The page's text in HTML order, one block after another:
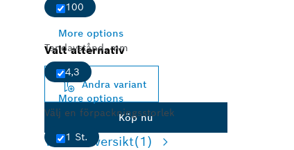
100
More options
Tandavstånd, mm
4,3
More options
Välj en förpackningsstorlek
1 St.
Valt alternativ
Ändra variant
Köp nu
Variantöversikt(1)